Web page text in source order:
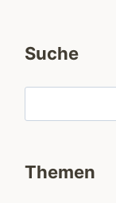
Suche
Themen